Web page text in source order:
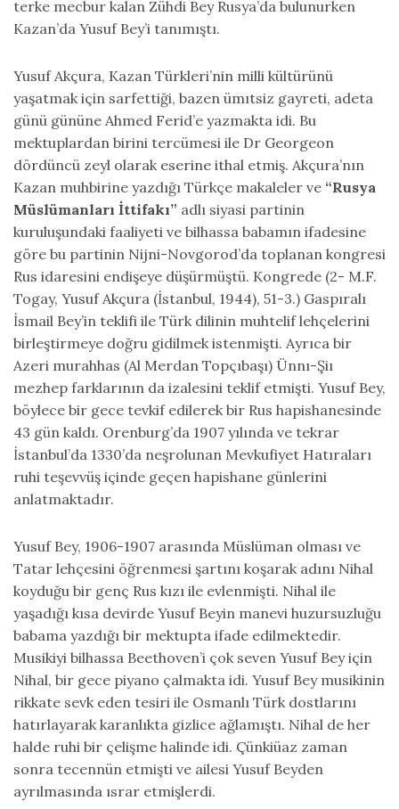
terke mecbur kalan Zühdi Bey Rusya’da bulunurken
Kazan’da Yusuf Bey’i tanımıştı.
Yusuf Akçura, Kazan Türkleri’nin milli kültürünü
yaşatmak için sarfettiği, bazen ümıtsiz gayreti, adeta
günü gününe Ahmed Ferid’e yazmakta idi. Bu
mektuplardan birini tercümesi ile Dr Georgeon
dördüncü zeyl olarak eserine ithal etmiş. Akçura’nın
Kazan muhbirine yazdığı Türkçe makaleler ve “Rusya
Müslümanları İttifakı” adlı siyasi partinin
kuruluşundaki faaliyeti ve bilhassa babamın ifadesine
göre bu partinin Nijni-Novgorod’da toplanan kongresi
Rus idaresini endişeye düşürmüştü. Kongrede (2- M.F.
Togay, Yusuf Akçura (İstanbul, 1944), 51-3.) Gaspıralı
İsmail Bey’in teklifi ile Türk dilinin muhtelif lehçelerini
birleştirmeye doğru gidilmek istenmişti. Ayrıca bir
Azeri murahhas (Al Merdan Topçıbaşı) Ünnı-Şiı
mezhep farklarının da izalesini teklif etmişti. Yusuf Bey,
böylece bir gece tevkif edilerek bir Rus hapishanesinde
43 gün kaldı. Orenburg’da 1907 yılında ve tekrar
İstanbul’da 1330’da neşrolunan Mevkufiyet Hatıraları
ruhi teşevvüş içinde geçen hapishane günlerini
anlatmaktadır.
Yusuf Bey, 1906-1907 arasında Müslüman olması ve
Tatar lehçesini öğrenmesi şartını koşarak adını Nihal
koyduğu bir genç Rus kızı ile evlenmişti. Nihal ile
yaşadığı kısa devirde Yusuf Beyin manevi huzursuzluğu
babama yazdığı bir mektupta ifade edilmektedir.
Musikiyi bilhassa Beethoven’i çok seven Yusuf Bey için
Nihal, bir gece piyano çalmakta idi. Yusuf Bey musikinin
rikkate sevk eden tesiri ile Osmanlı Türk dostlarını
hatırlayarak karanlıkta gizlice ağlamıştı. Nihal de her
halde ruhi bir çelişme halinde idi. Çünkiüaz zaman
sonra tecennün etmişti ve ailesi Yusuf Beyden
ayrılmasında ısrar etmişlerdi.